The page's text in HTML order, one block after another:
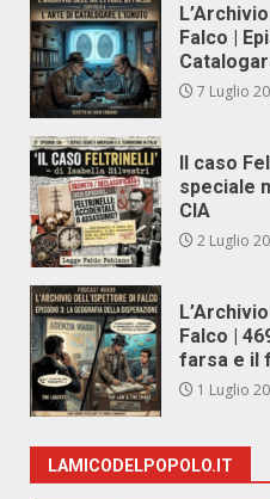
Falco |
7 Luglio
Il caso
speciale
CIA
2 Luglio
Falco |
farsa e il
1 Luglio
LAMICODELPOPOLO.IT